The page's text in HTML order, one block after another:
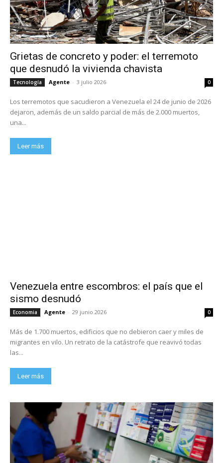
Grietas de concreto y poder: el terremoto
que desnudó la vivienda chavista
Tecnología Agente - 3 julio 2026 0
Los terremotos que sacudieron a Venezuela el 24 de junio de 2026
dejaron, además de un saldo parcial de más de 2.000 muertos,
una...
Leer más
Venezuela entre escombros: el país que el
sismo desnudó
Economia Agente - 29 junio 2026 0
Más de 1.700 muertos, edificios que no debieron caer y miles de
migrantes en vilo. Un retrato de la catástrofe que reavivó todas
las...
Leer más